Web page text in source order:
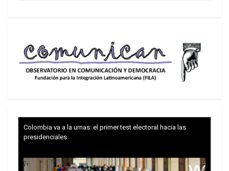
terribles dificultades con conflictos y golpes de
Colombia va a la urnas: el primer test electoral hacia las
presidenciales